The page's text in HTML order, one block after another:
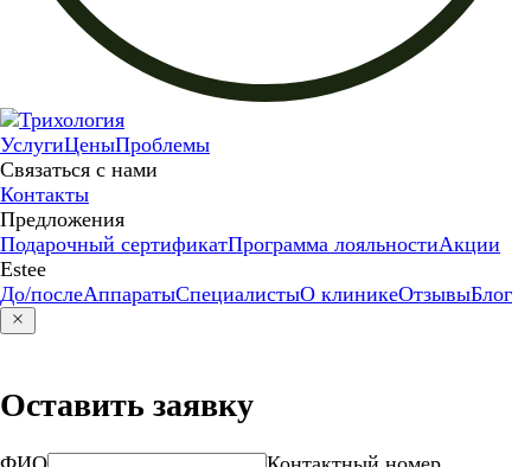
УслугиЦеныПроблемы
Связаться с нами
Контакты
Предложения
Подарочный сертификатПрограмма лояльностиАкции
Estee
До/послеАппаратыСпециалистыО клиникеОтзывыБлог
Оставить заявку